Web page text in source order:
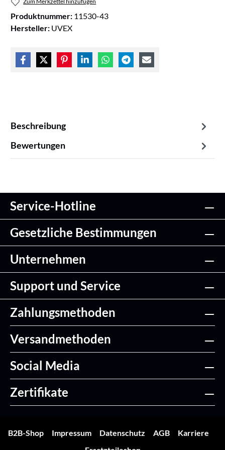
Produktnummer: 11530-43
Hersteller: UVEX
Beschreibung
Bewertungen
Service-Hotline
Gesetzliche Bestimmungen
Unternehmen
Support und Service
Zahlungsmethoden
Versandmethoden
Social Media
Zertifikate
B2B-Shop Impressum Datenschutz AGB
Karriere